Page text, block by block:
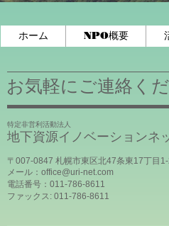
ホーム NPO概要
お気軽にご連絡く
特定非営利活動法人
地下資源イノベーションネ
〒007-0847 札幌市東区北47条東17丁目
メール： office@uri-net.com
電話番号：011-786-8611
ファックス: 011-786-8611